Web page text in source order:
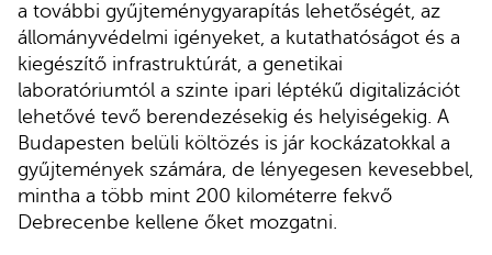
a további gyűjteménygyarapítás lehetőségét, az
állományvédelmi igényeket, a kutathatóságot és a
kiegészítő infrastruktúrát, a genetikai
laboratóriumtól a szinte ipari léptékű digitalizációt
lehetővé tevő berendezésekig és helyiségekig. A
Budapesten belüli költözés is jár kockázatokkal a
gyűjtemények számára, de lényegesen kevesebbel,
mintha a több mint 200 kilométerre fekvő
Debrecenbe kellene őket mozgatni.